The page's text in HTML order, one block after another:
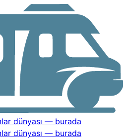
dünyası — burada
dünyası — burada